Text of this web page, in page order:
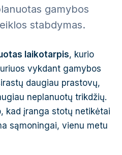
gamybos
stabdymas.
laikotarpis, kurio
vykdant gamybos
daugiau prastovų,
neplanuotų trikdžių.
kad įranga stotų netikėtai
sąmoningai, vienu metu